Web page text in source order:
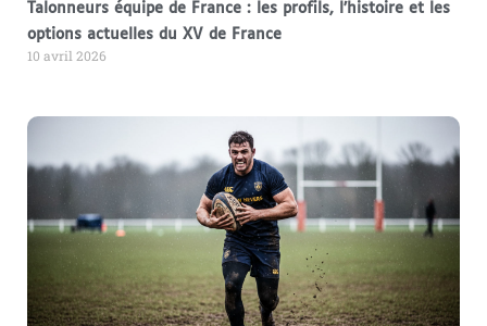
Talonneurs équipe de France : les profils, l’histoire et les
options actuelles du XV de France
10 avril 2026